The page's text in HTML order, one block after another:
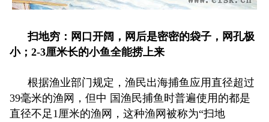
扫地穷：网口开阔，网后是密密的袋子，网孔极
小；2-3厘米长的小鱼全能捞上来
根据渔业部门规定，渔民出海捕鱼应用直径超过
39毫米的渔网，但中 国渔民捕鱼时普遍使用的都是
直径不足1厘米的渔网，这种渔网被称为“扫地